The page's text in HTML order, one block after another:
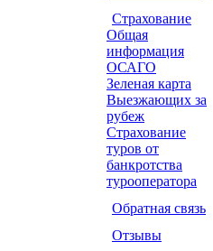
Страхование
Общая
информация
ОСАГО
Зеленая карта
Выезжающих за
рубеж
Страхование
туров от
банкротства
турооператора
Обратная связь
Отзывы